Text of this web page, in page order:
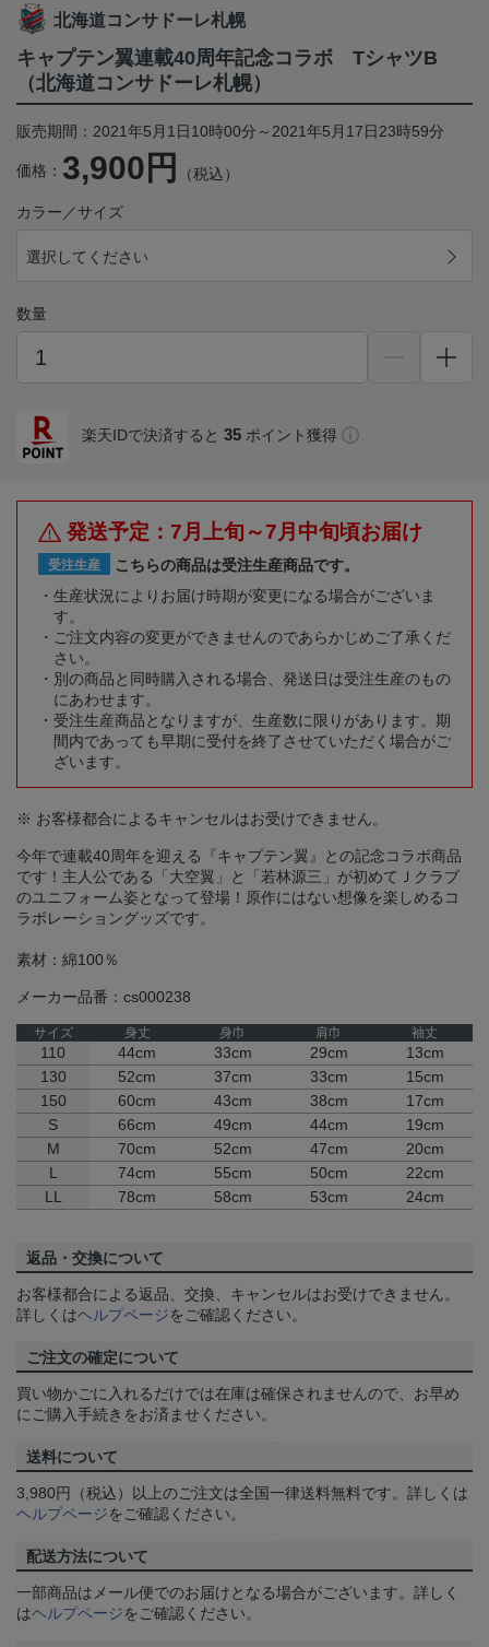
北海道コンサドーレ札幌
キャプテン翼連載40周年記念コラボ TシャツB
（北海道コンサドーレ札幌）
販売期間：2021年5月1日10時00分～2021年5月17日23時59分
価格： 3,900円 （税込）
カラー／サイズ
選択してください
数量
楽天IDで決済すると 35 ポイント獲得
発送予定：7月上旬～7月中旬頃お届け
受注生産
こちらの商品は受注生産商品です。
生産状況によりお届け時期が変更になる場合がございま
す。
ご注文内容の変更ができませんのであらかじめご了承くだ
さい。
別の商品と同時購入される場合、発送日は受注生産のもの
にあわせます。
受注生産商品となりますが、生産数に限りがあります。期
間内であっても早期に受付を終了させていただく場合がご
ざいます。
※ お客様都合によるキャンセルはお受けできません。
今年で連載40周年を迎える『キャプテン翼』との記念コラボ商品
です！主人公である「大空翼」と「若林源三」が初めてＪクラブ
のユニフォーム姿となって登場！原作にはない想像を楽しめるコ
ラボレーショングッズです。
素材：綿100％
メーカー品番：cs000238
サイズ 身丈 身巾 肩巾 袖丈
110 44cm 33cm 29cm
13cm
130
52cm 37cm 33cm
15cm
150
60cm 43cm 38cm
17cm
S
66cm 49cm 44cm
19cm
M
70cm 52cm 47cm
20cm
L
74cm 55cm 50cm
22cm
LL
78cm 58cm 53cm 24cm
返品・交換について
お客様都合による返品、交換、キャンセルはお受けできません。
詳しくはヘルプページをご確認ください。
ご注文の確定について
買い物かごに入れるだけでは在庫は確保されませんので、お早め
にご購入手続きをお済ませください。
送料について
3,980円（税込）以上のご注文は全国一律送料無料です。詳しくは
ヘルプページをご確認ください。
配送方法について
一部商品はメール便でのお届けとなる場合がございます。詳しく
はヘルプページをご確認ください。